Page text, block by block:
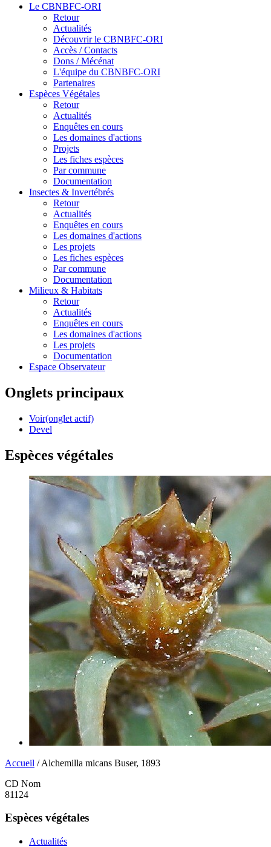
Le CBNBFC-ORI
Retour
Actualités
Découvrir le CBNBFC-ORI
Accès / Contacts
Dons / Mécénat
L'équipe du CBNBFC-ORI
Partenaires
Espèces Végétales
Retour
Actualités
Enquêtes en cours
Les domaines d'actions
Projets
Les fiches espèces
Par commune
Documentation
Insectes & Invertébrés
Retour
Actualités
Enquêtes en cours
Les domaines d'actions
Les projets
Les fiches espèces
Par commune
Documentation
Milieux & Habitats
Retour
Actualités
Enquêtes en cours
Les domaines d'actions
Les projets
Documentation
Espace Observateur
Onglets principaux
Voir(onglet actif)
Devel
Espèces végétales
Accueil / Alchemilla micans Buser, 1893
CD Nom
81124
Espèces végétales
Actualités